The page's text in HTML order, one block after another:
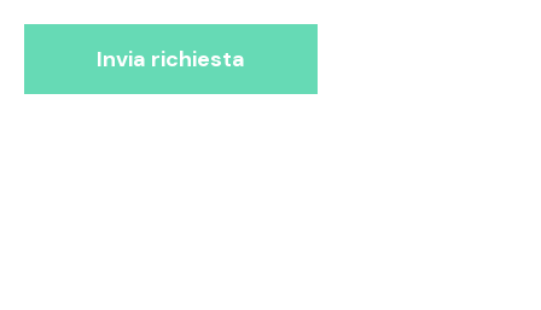
Invia richiesta